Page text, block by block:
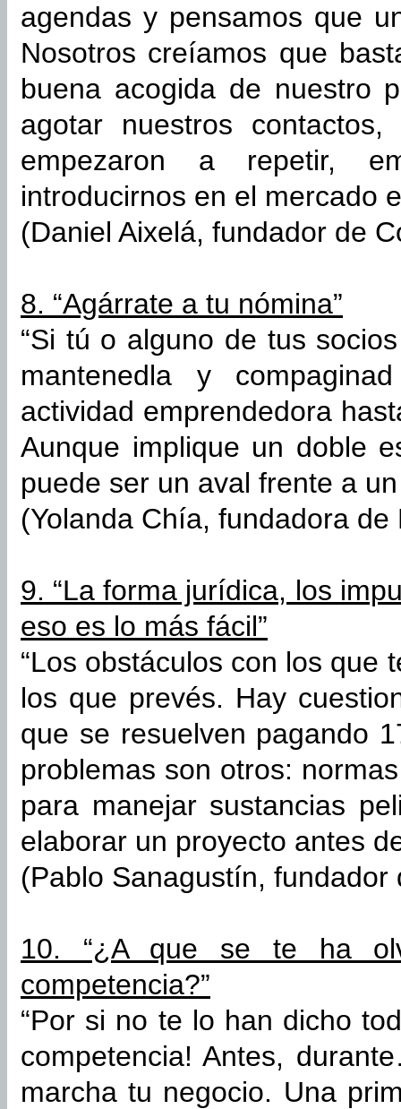
agendas y pensamos que
Nosotros creíamos que
buena acogida de nuestro
agotar nuestros
empezaron a repetir,
introducirnos en el mercado
(Daniel Aixelá, fundador de
8. “Agárrate a tu nómina”
“Si tú o alguno de tus
mantenedla y
actividad emprendedora
Aunque implique un doble
puede ser un aval frente a
(Yolanda Chía, fundadora de
9. “La forma jurídica, los
eso es lo más fácil”
“Los obstáculos con los que
los que prevés. Hay
que se resuelven pagando
problemas son otros:
para manejar sustancias
elaborar un proyecto antes
(Pablo Sanagustín, fundador
10. “¿A que se te ha
competencia?”
“Por si no te lo han dicho
competencia! Antes,
marcha tu negocio. Una